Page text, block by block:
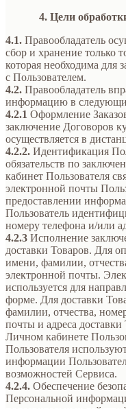
4. Цели
4.1. Правообладатель
сбор и хранение только
которая необходима для
с Пользователем.
4.2. Правообладатель
информацию в
4.2.1 Оформление
заключение Договоров
осуществляется в
4.2.2. Идентификация
обязательств по
кабинет Пользователя
электронной почты
предоставлении
Пользователь
номеру телефона и/или
4.2.3 Исполнение
доставки Товаров. Для
имени, фамилии,
электронной почты.
используется для
форме. Для доставки
фамилии, отчества,
почты и адреса доставки
Личном кабинете
Пользователя
информации
возможностей Сервиса.
4.2.4. Обеспечение
Персональной